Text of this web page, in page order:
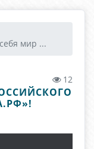
мир ...
12